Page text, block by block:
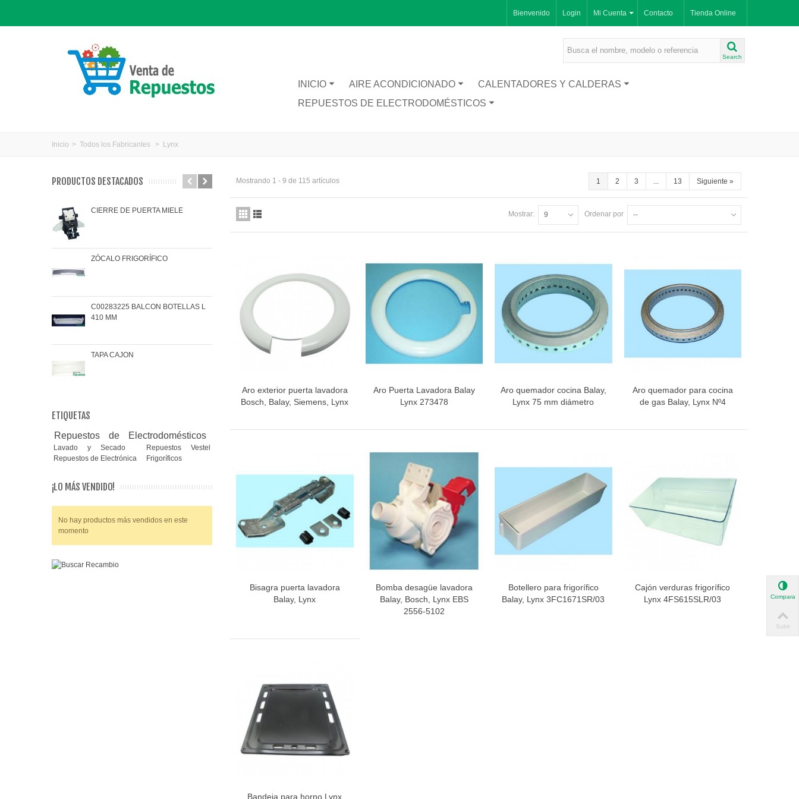
Tienda Online
Contacto
Mi Cuenta
Bienvenido Login
Search
INICIO AIRE ACONDICIONADO
CALENTADORES Y CALDERAS
REPUESTOS DE ELECTRODOMÉSTICOS
Inicio > Todos los Fabricantes > Lynx
PRODUCTOS DESTACADOS
CIERRE DE PUERTA MIELE
ZÓCALO FRIGORÍFICO
C00283225 BALCON BOTELLAS L
410 MM
TAPA CAJON
JARRA CATA BT1200
COJINETE RODAMIENTOS FAGOR-
BRANDT
MANETA / MANGO HORNO
ETIQUETAS
Repuestos de Electrodomésticos
Lavado y Secado
Repuestos Vestel
Repuestos de Electrónica
Frigoríficos
¡LO MÁS VENDIDO!
No hay productos más vendidos en este
momento
1 2 3 ... 13 Siguiente »
Mostrando 1 - 9 de 115 artículos
Ordenar por --
Mostrar: 9
Vista rápida
Aro exterior puerta lavadora
Bosch, Balay, Siemens, Lynx
Vista rápida
Aro Puerta Lavadora Balay
Lynx 273478
Vista rápida
Aro quemador cocina Balay,
Lynx 75 mm diámetro
Vista rápida
Aro quemador para cocina
de gas Balay, Lynx Nº4
Vista rápida
Bisagra puerta lavadora
Balay, Lynx
Vista rápida
Bomba desagüe lavadora
Balay, Bosch, Lynx EBS
2556-5102
Vista rápida
Botellero para frigorífico
Balay, Lynx 3FC1671SR/03
Vista rápida
Cajón verduras frigorífico
Lynx 4FS615SLR/03
Bandeja para horno Lynx
Comparar
Subir